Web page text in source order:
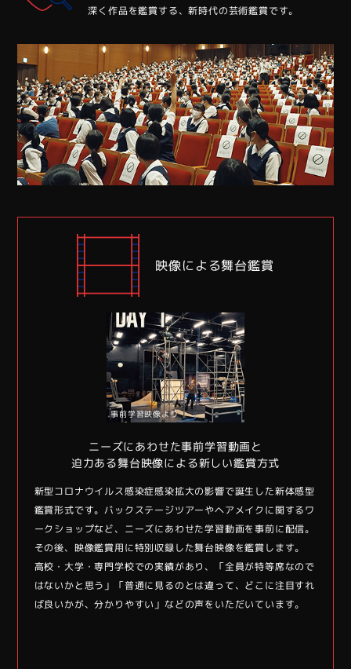
深く作品を鑑賞する、新時代の芸術鑑賞です。
映像による舞台鑑賞
事前学習映像より
ニーズにあわせた事前学習動画と
迫力ある舞台映像による新しい鑑賞方式
新型コロナウイルス感染症感染拡大の影響で誕生した新体感型
鑑賞形式です。バックステージツアーやヘアメイクに関するワ
ークショップなど、ニーズにあわせた学習動画を事前に配信。
その後、映像鑑賞用に特別収録した舞台映像を鑑賞します。
高校・大学・専門学校での実績があり、「全員が特等席なので
はないかと思う」「普通に見るのとは違って、どこに注目すれ
ば良いかが、分かりやすい」などの声をいただいています。